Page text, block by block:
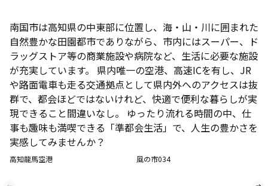
南国市は高知県の中東部に位置し、海・山・川に囲まれた
自然豊かな田園都市でありながら、市内にはスーパー、ド
ラッグストア等の商業施設や病院など、生活に必要な施設
が充実しています。 県内唯一の空港、高速ICを有し、JR
や路面電車も走る交通拠点として県内外へのアクセスは抜
群で、都会ほどではないけれど、快適で便利な暮らしが実
現できること間違いなし。 ゆったり流れる時間の中、仕
事も趣味も満喫できる「準都会生活」で、人生の豊かさを
実感してみませんか？
高知龍馬空港 風の市034